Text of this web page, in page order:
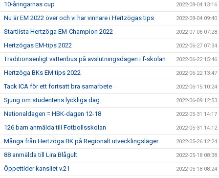
10-åringarnas cup 2022-08-04 13:16
Nu är EM 2022 över och vi har vinnare i Hertzögas tips 2022-08-04 09:40
Startlista Hertzöga EM-Champion 2022 2022-07-06 07:28
Hertzögas EM-tips 2022 2022-06-27 07:34
Traditionsenligt vattenbus på avslutningsdagen i f-skolan 2022-06-22 15:46
Hertzöga BKs EM tips 2022 2022-06-22 13:47
Tack ICA för ett fortsatt bra samarbete 2022-06-15 10:24
Sjung om studentens lyckliga dag 2022-06-09 12:53
Nationaldagen = HBK-dagen 12-18 2022-05-31 14:17
126 barn anmälda till Fotbollsskolan 2022-05-31 14:12
Många från Hertzöga BK på Regionalt utvecklingsläger 2022-05-26 12:24
88 anmälda till Lira Blågult 2022-05-18 08:38
Öppettider kansliet v.21 2022-05-18 08:24